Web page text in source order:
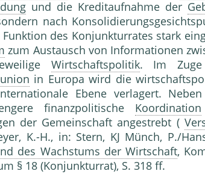
und die Kreditaufnahme der
nach
des Konjunkturrates stark
zum Austausch von Informationen
Wirtschaftspolitik. Im Zuge
in Europa wird die
Ebene verlagert.
finanzpolitische Koordination
der Gemeinschaft angestrebt (
K.-H., in: Stern, KJ Münch, P./
des Wachstums der Wirtschaft,
§ 18 (Konjunkturrat), S. 318 ff.